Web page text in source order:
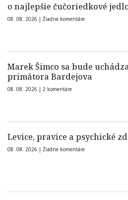
o najlepšie čučoriedkové
08. 08. 2026 | Žiadne komentáre
Marek Šimco sa bude
primátora Bardejova
08. 08. 2026 | 2 komentáre
Levice, pravice a psychické
08. 08. 2026 | Žiadne komentáre